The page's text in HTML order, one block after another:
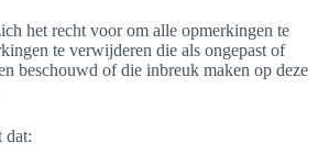
het recht voor om alle opmerkingen te
te verwijderen die als ongepast of
beschouwd of die inbreuk maken op deze
dat: